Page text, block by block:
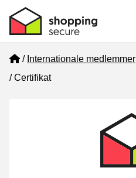
Home
Internationale medlemmer
Certifikat